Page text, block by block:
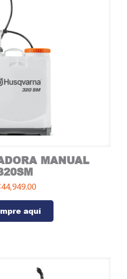
MANUAL
44,949.00
aquí